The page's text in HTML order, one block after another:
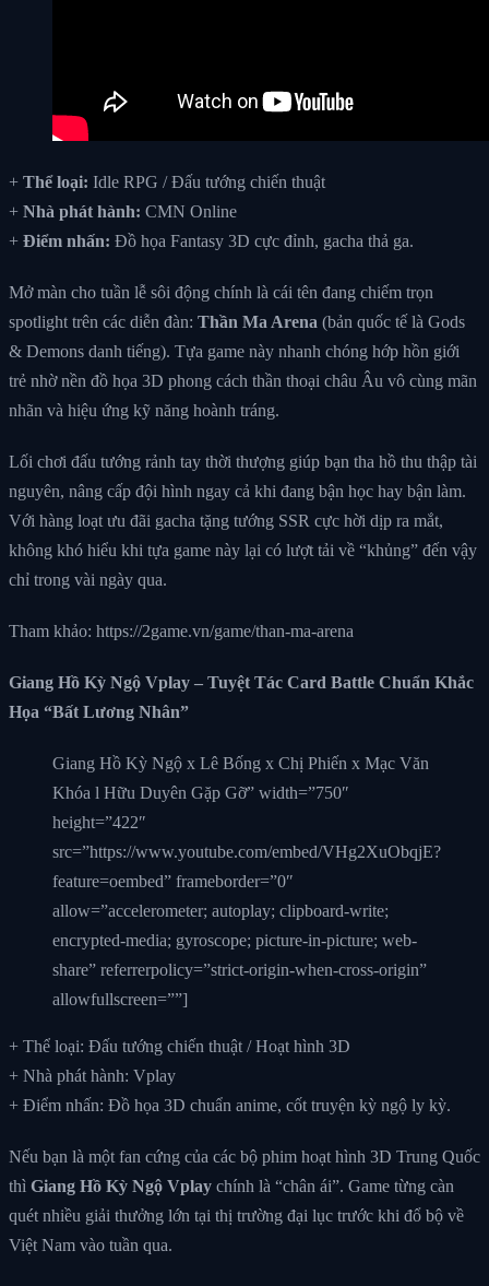
+ Thể loại: Idle RPG / Đấu tướng chiến thuật
+ Nhà phát hành: CMN Online
+ Điểm nhấn: Đồ họa Fantasy 3D cực đỉnh, gacha thả ga.
Mở màn cho tuần lễ sôi động chính là cái tên đang chiếm trọn
spotlight trên các diễn đàn: Thần Ma Arena (bản quốc tế là Gods
& Demons danh tiếng). Tựa game này nhanh chóng hớp hồn giới
trẻ nhờ nền đồ họa 3D phong cách thần thoại châu Âu vô cùng mãn
nhãn và hiệu ứng kỹ năng hoành tráng.
Lối chơi đấu tướng rảnh tay thời thượng giúp bạn tha hồ thu thập tài
nguyên, nâng cấp đội hình ngay cả khi đang bận học hay bận làm.
Với hàng loạt ưu đãi gacha tặng tướng SSR cực hời dịp ra mắt,
không khó hiểu khi tựa game này lại có lượt tải về “khủng” đến vậy
chỉ trong vài ngày qua.
Tham khảo: https://2game.vn/game/than-ma-arena
Giang Hồ Kỳ Ngộ Vplay – Tuyệt Tác Card Battle Chuẩn Khắc
Họa “Bất Lương Nhân”
Giang Hồ Kỳ Ngộ x Lê Bống x Chị Phiến x Mạc Văn
Khóa l Hữu Duyên Gặp Gỡ” width=”750″
height=”422″
src=”https://www.youtube.com/embed/VHg2XuObqjE?
feature=oembed” frameborder=”0″
allow=”accelerometer; autoplay; clipboard-write;
encrypted-media; gyroscope; picture-in-picture; web-
share” referrerpolicy=”strict-origin-when-cross-origin”
allowfullscreen=””]
+ Thể loại: Đấu tướng chiến thuật / Hoạt hình 3D
+ Nhà phát hành: Vplay
+ Điểm nhấn: Đồ họa 3D chuẩn anime, cốt truyện kỳ ngộ ly kỳ.
Nếu bạn là một fan cứng của các bộ phim hoạt hình 3D Trung Quốc
thì Giang Hồ Kỳ Ngộ Vplay chính là “chân ái”. Game từng càn
quét nhiều giải thưởng lớn tại thị trường đại lục trước khi đổ bộ về
Việt Nam vào tuần qua.